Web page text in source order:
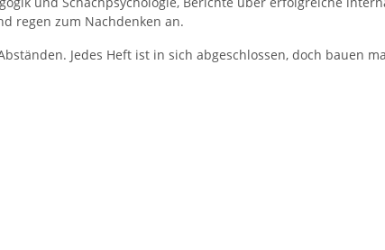
regen zum Nachdenken an.
Je­des Heft ist in sich abgeschlossen, doch bauen